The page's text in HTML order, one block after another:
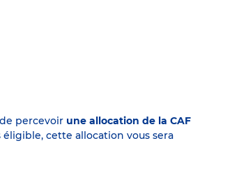
percevoir une allocation de la CAF
cette allocation vous sera